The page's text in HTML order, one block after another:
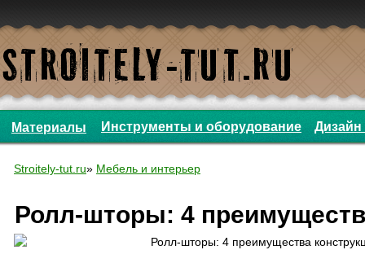
Материалы Инструменты и оборудование Дизайн
Stroitely-tut.ru» Мебель и интерьер
Ролл-шторы: 4